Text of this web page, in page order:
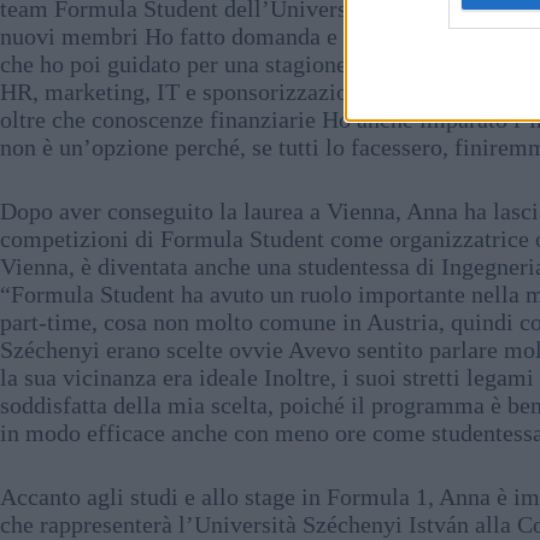
team Formula Student dell’Università Tecnica che
nuovi membri Ho fatto domanda e ho avuto
che ho poi guidato per una stagione Alla fine, sono
HR, marketing, IT e sponsorizzazione Questo ruolo
oltre che conoscenze finanziarie Ho anche imparato
non è un’opzione perché, se tutti lo facessero,
Dopo aver conseguito la laurea a Vienna, Anna ha
competizioni di Formula Student come
Vienna, è diventata anche una studentessa di
“Formula Student ha avuto un ruolo importante nella
part-time, cosa non molto comune in Austria, quindi
Széchenyi erano scelte ovvie Avevo sentito parlare
la sua vicinanza era ideale Inoltre, i suoi stretti
soddisfatta della mia scelta, poiché il programma è
in modo efficace anche con meno ore come
Accanto agli studi e allo stage in Formula 1, Anna è
che rappresenterà l’Università Széchenyi István alla